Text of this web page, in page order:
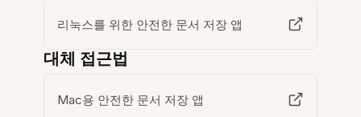
리눅스를 위한 안전한 문서 저장 앱
대체 접근법
Mac용 안전한 문서 저장 앱